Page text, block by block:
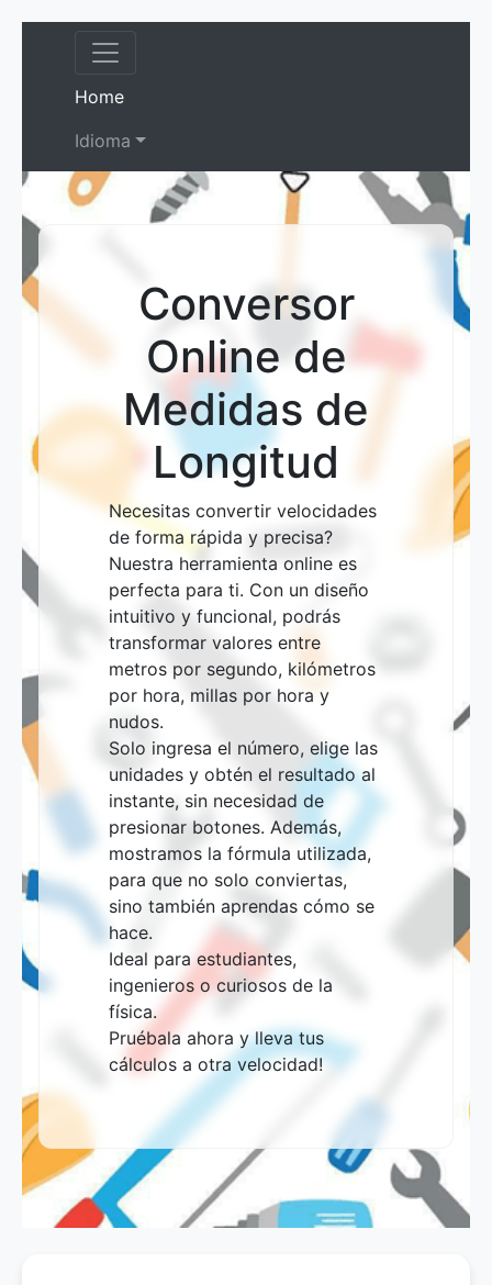
Home(current)
Idioma
Conversor
Online de
Medidas de
Longitud
Necesitas convertir velocidades
de forma rápida y precisa?
Nuestra herramienta online es
perfecta para ti. Con un diseño
intuitivo y funcional, podrás
transformar valores entre
metros por segundo, kilómetros
por hora, millas por hora y
nudos.
Solo ingresa el número, elige las
unidades y obtén el resultado al
instante, sin necesidad de
presionar botones. Además,
mostramos la fórmula utilizada,
para que no solo conviertas,
sino también aprendas cómo se
hace.
Ideal para estudiantes,
ingenieros o curiosos de la
física.
Pruébala ahora y lleva tus
cálculos a otra velocidad!